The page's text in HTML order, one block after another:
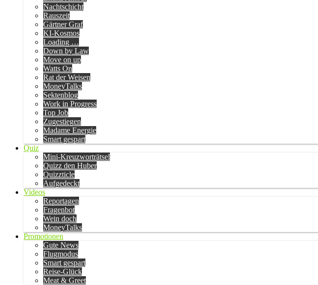
Nachtschicht
Rauszeit
Gärtner Graf
KI-Kosmos
Loading …
Down by Law
Move on up
Watts On
Rat der Weisen
MoneyTalks
Sektenblog
Work in Progress
Top Job
Zugestiegen
Madame Energie
Smart gespart
Quiz
Mini-Kreuzworträtsel
Quizz den Huber
Quizzticle
Aufgedeckt
Videos
Reportagen
Fragenbot
Wein doch
MoneyTalks
Promotionen
Gute News
Flugmodus
Smart gespart
Reise-Glück
Meat & Greet